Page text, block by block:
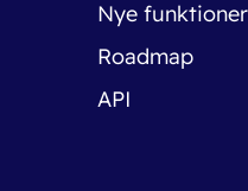
Nye funktioner
Roadmap
API